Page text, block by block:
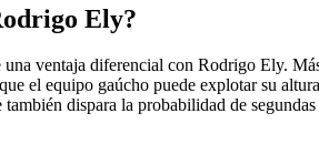
Ely?
ventaja diferencial con Rodrigo Ely.
el equipo gaúcho puede explotar su
dispara la probabilidad de